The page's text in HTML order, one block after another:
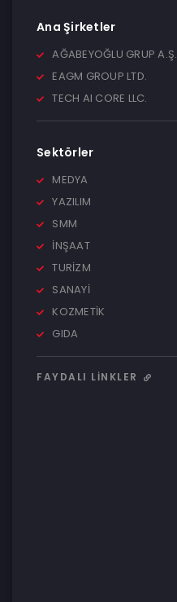
Ana Şirketler
AĞABEYOĞLU GRUP A.Ş.
EAGM GROUP LTD.
TECH AI CORE LLC.
Sektörler
MEDYA
YAZILIM
SMM
İNŞAAT
TURİZM
SANAYİ
KOZMETİK
GIDA
FAYDALI LINKLER